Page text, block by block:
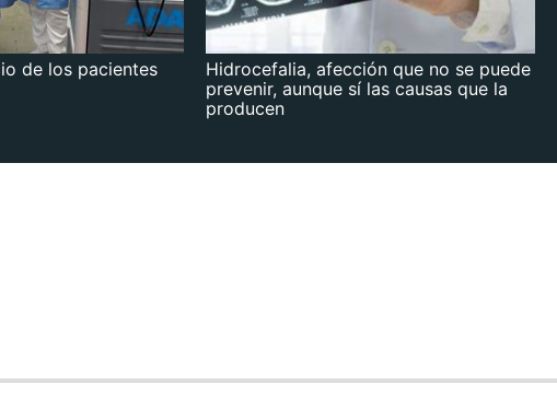
de los pacientes
Hidrocefalia, afección que no se puede
prevenir, aunque sí las causas que la
producen